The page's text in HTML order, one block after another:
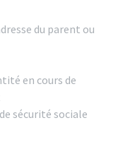
du parent ou
en cours de
sécurité sociale